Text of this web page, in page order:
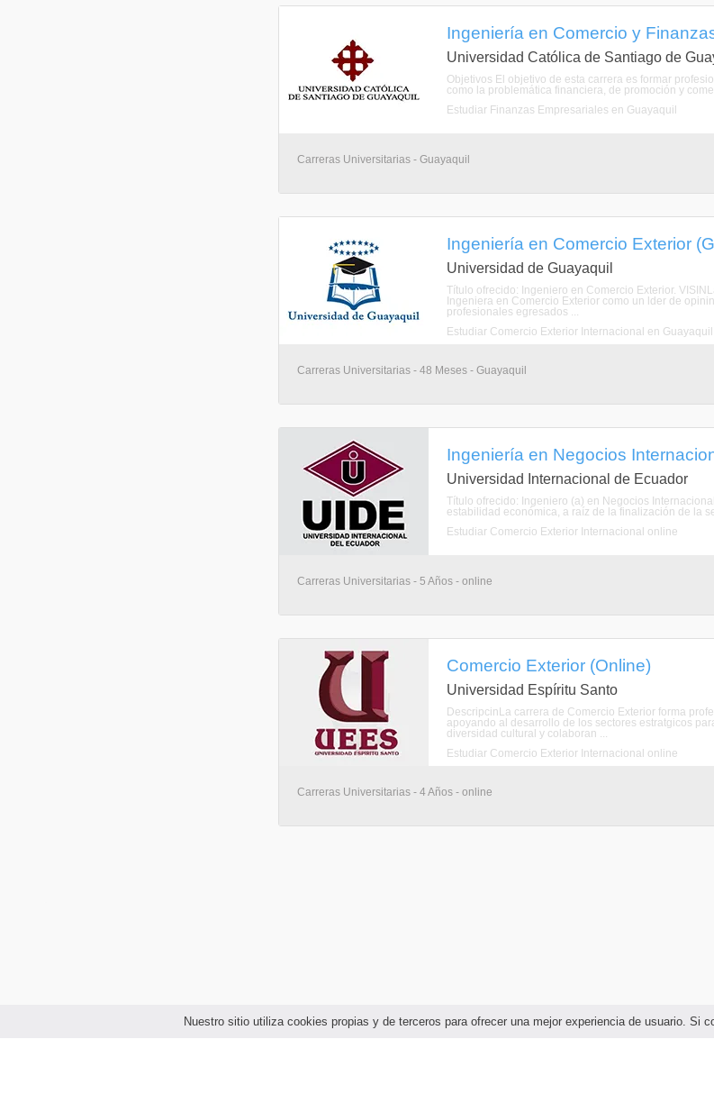
Nuestro sitio utiliza cookies propias y de terceros para ofrecer una mejor experiencia de usuario. Si
Ingeniería en Comercio y
Universidad Católica de Santiago de
Objetivos El objetivo de esta carrera es formar
como la problemática financiera, de promoción y
Estudiar Finanzas Empresariales en Guayaquil
Carreras Universitarias - Guayaquil
Ingeniería en Comercio Exterior
Universidad de Guayaquil
Título ofrecido: Ingeniero en Comercio Exterior.
Ingeniera en Comercio Exterior como un lder de
profesionales egresados ...
Estudiar Comercio Exterior Internacional en Guayaquil
Carreras Universitarias - 48 Meses - Guayaquil
Ingeniería en Negocios
Universidad Internacional de Ecuador
Título ofrecido: Ingeniero (a) en Negocios
estabilidad económica, a raíz de la finalización de la
Estudiar Comercio Exterior Internacional online
Carreras Universitarias - 5 Años - online
Comercio Exterior (Online)
Universidad Espíritu Santo
DescripcinLa carrera de Comercio Exterior forma
apoyando al desarrollo de los sectores estratgicos
diversidad cultural y colaboran ...
Estudiar Comercio Exterior Internacional online
Carreras Universitarias - 4 Años - online